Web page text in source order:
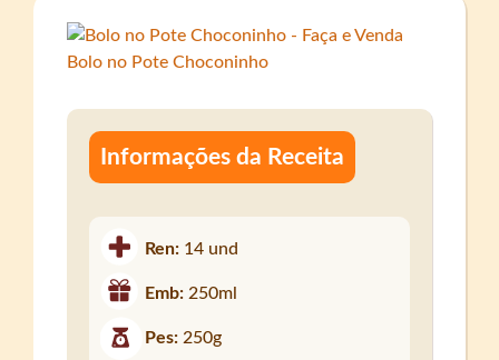
Informações da Receita
Ren: 14 und
Emb: 250ml
Pes: 250g